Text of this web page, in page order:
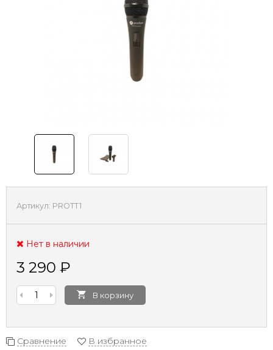
Артикул: PROTT1
Нет в наличии
3 290 ₽
В корзину
Сравнение В избранное